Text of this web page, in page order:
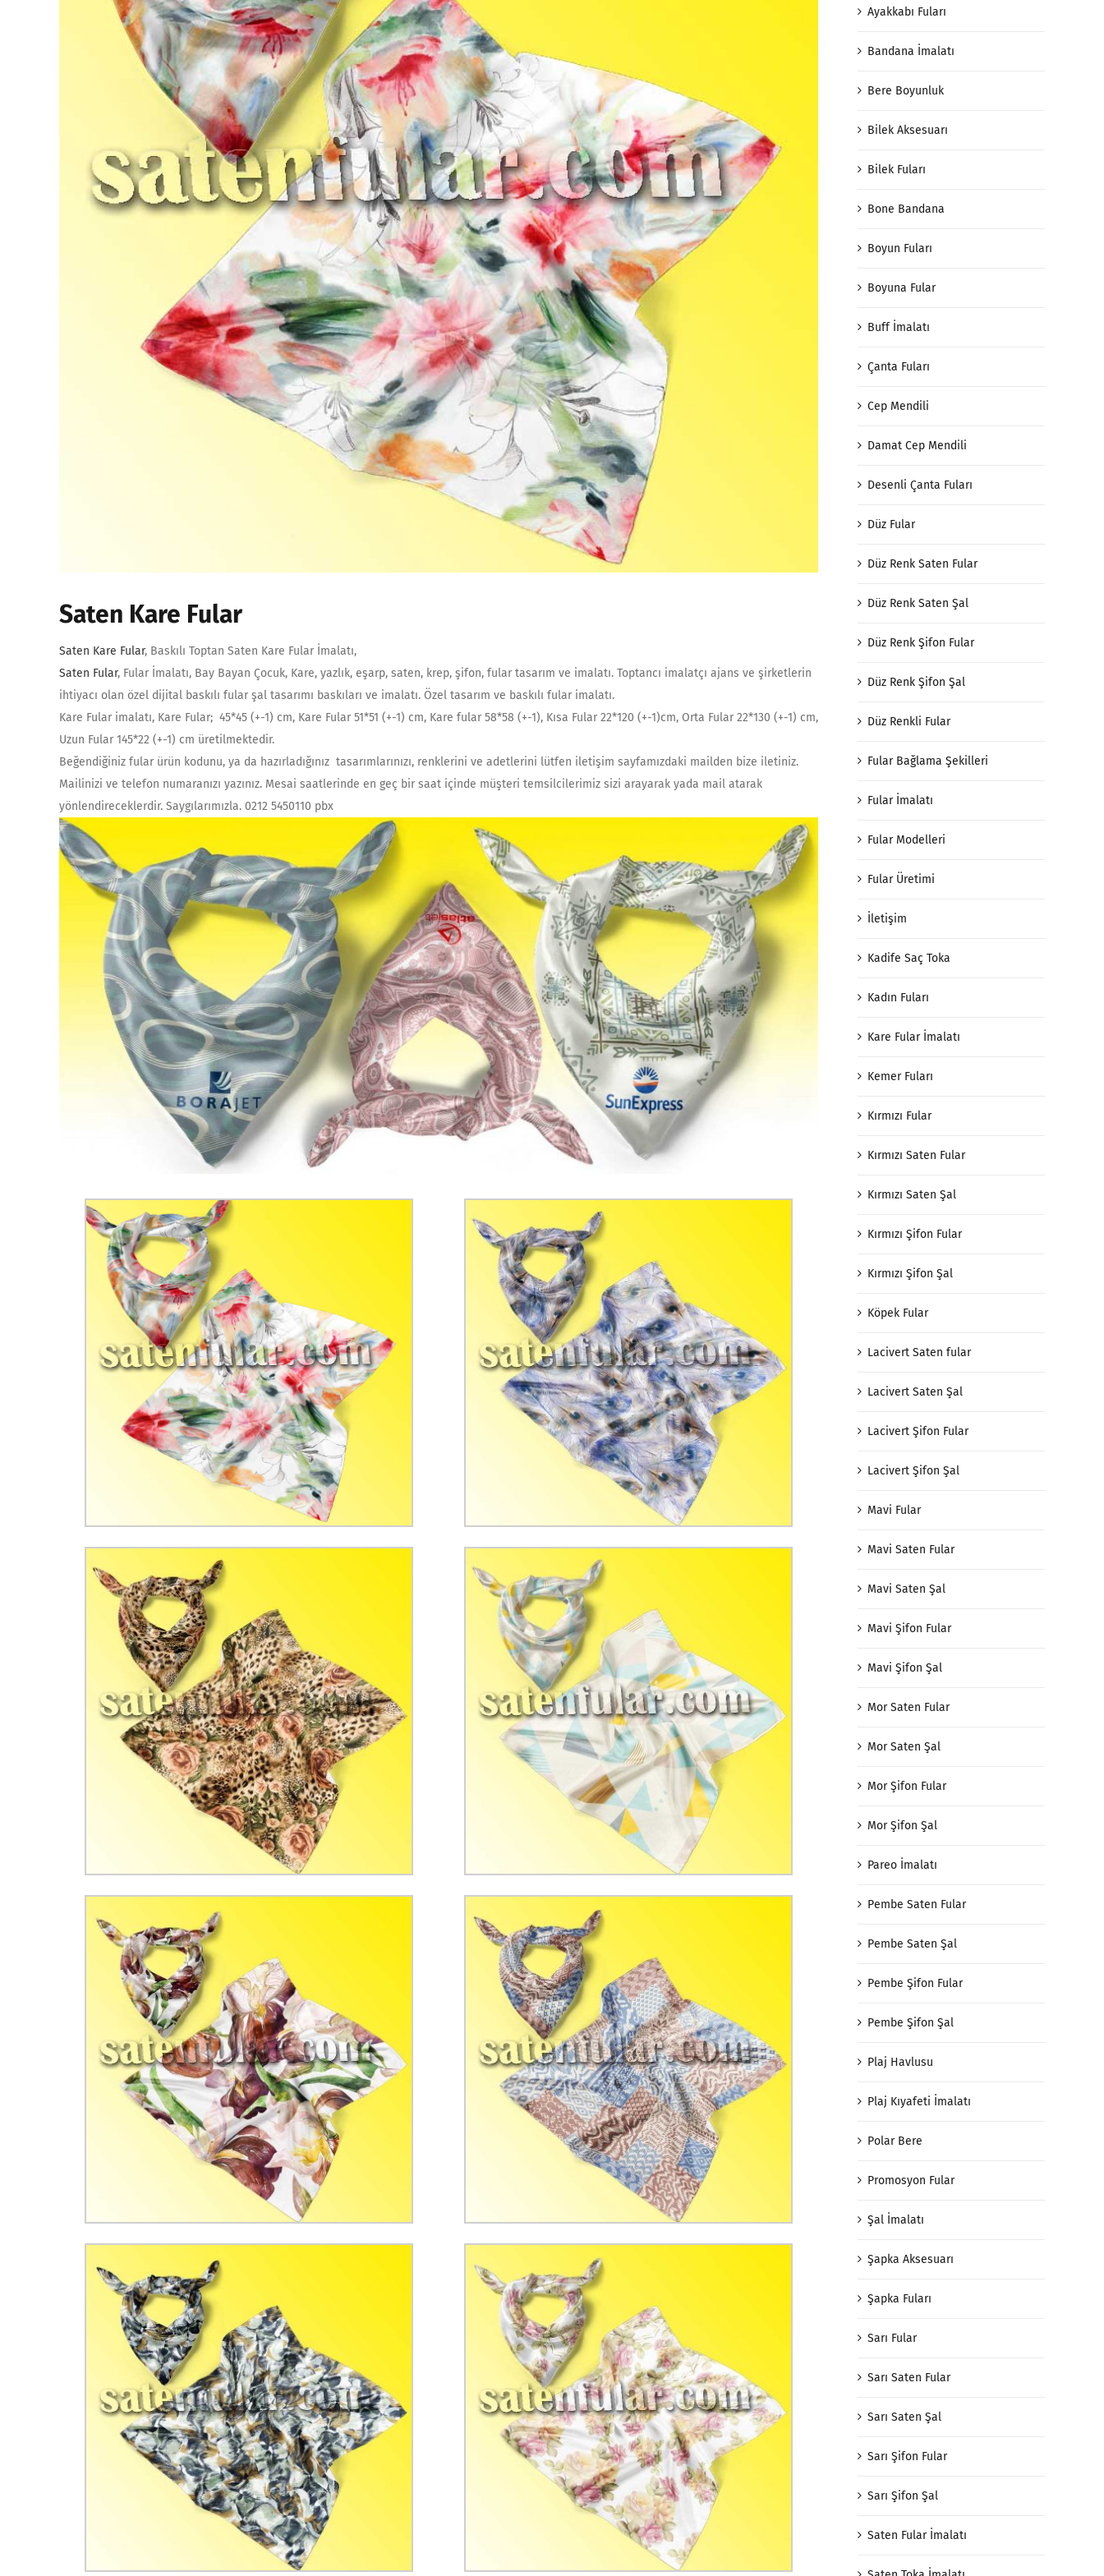
Saten Kare Fular
Saten Kare Fular, Baskılı Toptan Saten Kare Fular İmalatı,
Saten Fular, Fular İmalatı, Bay Bayan Çocuk, Kare, yazlık, eşarp, saten, krep, şifon, fular tasarım ve imalatı. Toptancı imalatçı ajans ve şirketlerin
ihtiyacı olan özel dijital baskılı fular şal tasarımı baskıları ve imalatı. Özel tasarım ve baskılı fular imalatı.
Kare Fular imalatı, Kare Fular; 45*45 (+-1) cm, Kare Fular 51*51 (+-1) cm, Kare fular 58*58 (+-1), Kısa Fular 22*120 (+-1)cm, Orta Fular 22*130 (+-1) cm,
Uzun Fular 145*22 (+-1) cm üretilmektedir.
Beğendiğiniz fular ürün kodunu, ya da hazırladığınız tasarımlarınızı, renklerini ve adetlerini lütfen iletişim sayfamızdaki mailden bize iletiniz.
Mailinizi ve telefon numaranızı yazınız. Mesai saatlerinde en geç bir saat içinde müşteri temsilcilerimiz sizi arayarak yada mail atarak
yönlendireceklerdir. Saygılarımızla. 0212 5450110 pbx
Ayakkabı Fuları
Bandana İmalatı
Bere Boyunluk
Bilek Aksesuarı
Bilek Fuları
Bone Bandana
Boyun Fuları
Boyuna Fular
Buff İmalatı
Çanta Fuları
Cep Mendili
Damat Cep Mendili
Desenli Çanta Fuları
Düz Fular
Düz Renk Saten Fular
Düz Renk Saten Şal
Düz Renk Şifon Fular
Düz Renk Şifon Şal
Düz Renkli Fular
Fular Bağlama Şekilleri
Fular İmalatı
Fular Modelleri
Fular Üretimi
İletişim
Kadife Saç Toka
Kadın Fuları
Kare Fular İmalatı
Kemer Fuları
Kırmızı Fular
Kırmızı Saten Fular
Kırmızı Saten Şal
Kırmızı Şifon Fular
Kırmızı Şifon Şal
Köpek Fular
Lacivert Saten fular
Lacivert Saten Şal
Lacivert Şifon Fular
Lacivert Şifon Şal
Mavi Fular
Mavi Saten Fular
Mavi Saten Şal
Mavi Şifon Fular
Mavi Şifon Şal
Mor Saten Fular
Mor Saten Şal
Mor Şifon Fular
Mor Şifon Şal
Pareo İmalatı
Pembe Saten Fular
Pembe Saten Şal
Pembe Şifon Fular
Pembe Şifon Şal
Plaj Havlusu
Plaj Kıyafeti İmalatı
Polar Bere
Promosyon Fular
Şal İmalatı
Şapka Aksesuarı
Şapka Fuları
Sarı Fular
Sarı Saten Fular
Sarı Saten Şal
Sarı Şifon Fular
Sarı Şifon Şal
Saten Fular İmalatı